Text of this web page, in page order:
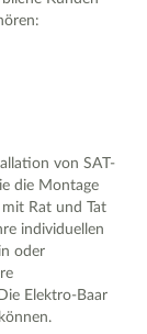
von SAT-
die Montage
Rat und Tat
individuellen
oder
Elektro-Baar